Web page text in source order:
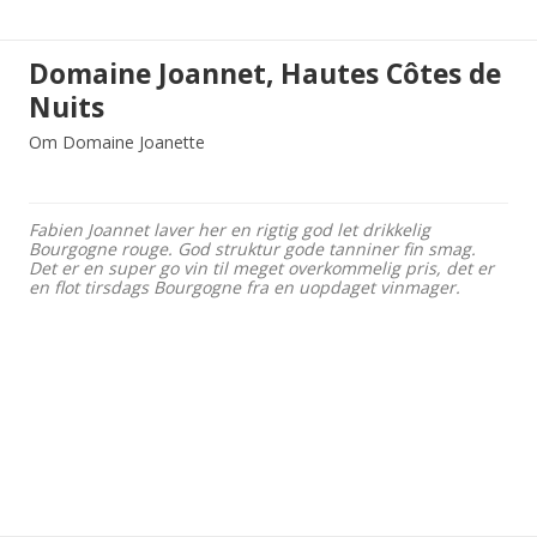
Domaine Joannet, Hautes Côtes de
Nuits
Om Domaine Joanette
Fabien Joannet laver her en rigtig god let drikkelig
Bourgogne rouge. God struktur gode tanniner fin smag.
Det er en super go vin til meget overkommelig pris, det er
en flot tirsdags Bourgogne fra en uopdaget vinmager.